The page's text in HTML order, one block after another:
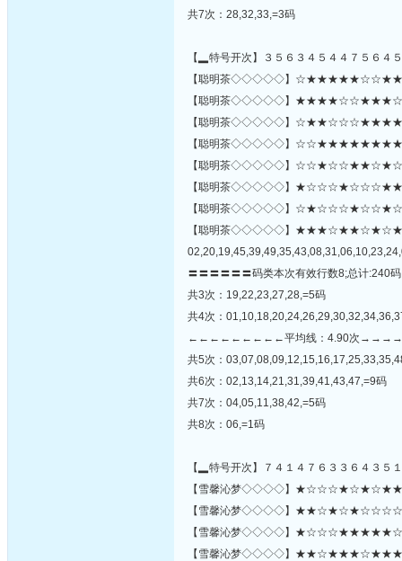
共7次：28,32,33,=3码
【▂特号开次】３５６３４５４４７５６４
【聪明茶◇◇◇◇◇】
【聪明茶◇◇◇◇◇】
【聪明茶◇◇◇◇◇】
【聪明茶◇◇◇◇◇】
【聪明茶◇◇◇◇◇】
【聪明茶◇◇◇◇◇】
【聪明茶◇◇◇◇◇】
【聪明茶◇◇◇◇◇】
〓〓〓〓〓〓码类本次有效行数8;总计:240
共3次：19,22,23,27,28,=5码
共4次：
←←←←←←←←←平均线：4.90次
共5次：
共6次：02,13,14,21,31,39,41,43,47,=9码
共7次：04,05,11,38,42,=5码
共8次：06,=1码
【▂特号开次】７４１４７６３３６４３５
【雪馨沁梦◇◇◇◇】
【雪馨沁梦◇◇◇◇】
【雪馨沁梦◇◇◇◇】
【雪馨沁梦◇◇◇◇】